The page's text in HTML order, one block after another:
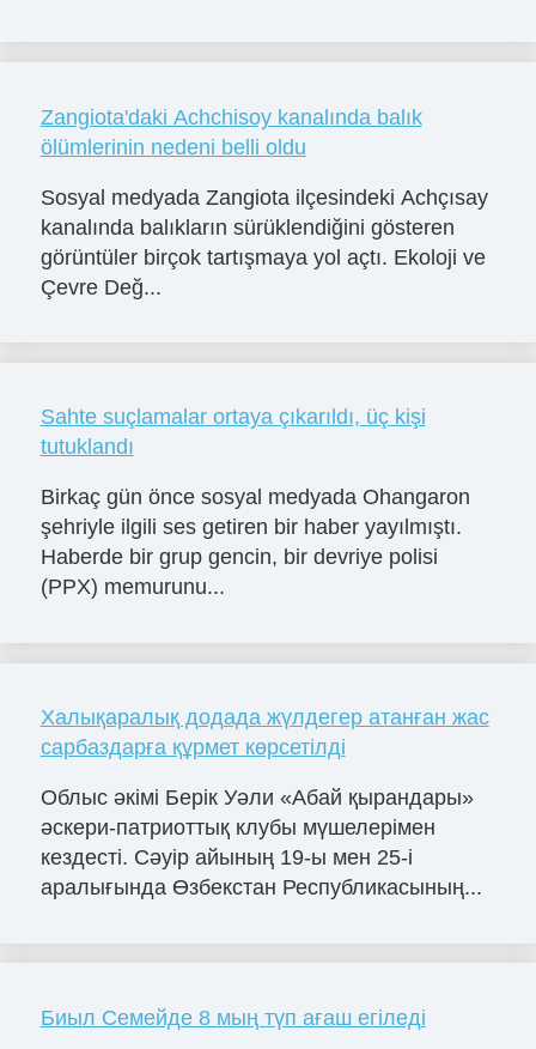
Zangiota'daki Achchisoy kanalında balık
ölümlerinin nedeni belli oldu
Sosyal medyada Zangiota ilçesindeki Achçısay
kanalında balıkların sürüklendiğini gösteren
görüntüler birçok tartışmaya yol açtı. Ekoloji ve
Çevre Değ...
Sahte suçlamalar ortaya çıkarıldı, üç kişi
tutuklandı
Birkaç gün önce sosyal medyada Ohangaron
şehriyle ilgili ses getiren bir haber yayılmıştı.
Haberde bir grup gencin, bir devriye polisi
(PPX) memurunu...
Халықаралық додада жүлдегер атанған жас
сарбаздарға құрмет көрсетілді
Облыс әкімі Берік Уәли «Абай қырандары»
әскери-патриоттық клубы мүшелерімен
кездесті. Сәуір айының 19-ы мен 25-і
аралығында Өзбекстан Республикасының...
Биыл Семейде 8 мың түп ағаш егіледі